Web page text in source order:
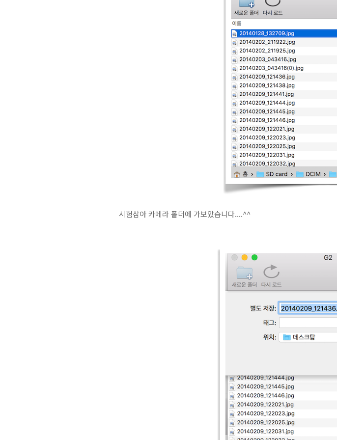
시험삼아 카메라 폴더에 가보았습니다....^^